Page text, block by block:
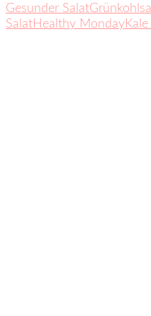
Gesunder Salat
SalatHealthy Monday